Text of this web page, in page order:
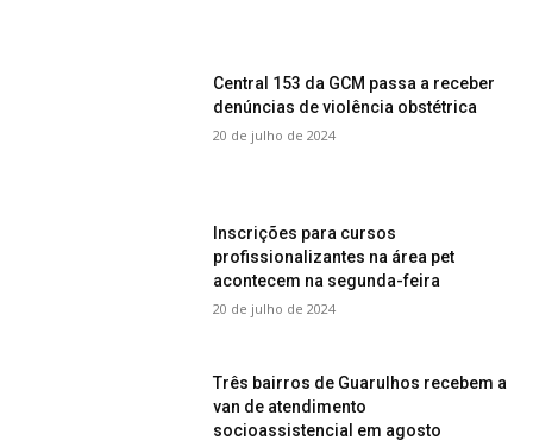
Central 153 da GCM passa a receber
denúncias de violência obstétrica
20 de julho de 2024
Inscrições para cursos
profissionalizantes na área pet
acontecem na segunda-feira
20 de julho de 2024
Três bairros de Guarulhos recebem a
van de atendimento
socioassistencial em agosto